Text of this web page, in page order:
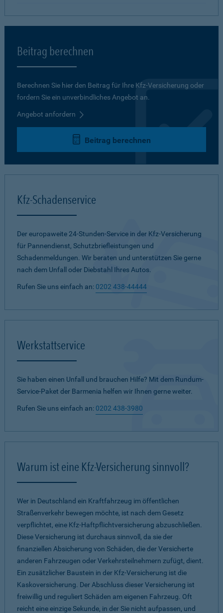
Beitrag berechnen
Berechnen Sie hier den Beitrag für Ihre Kfz-Versicherung oder
fordern Sie ein unverbindliches Angebot an.
Angebot anfordern
Beitrag berechnen
Kfz-Schadenservice
Der europaweite 24-Stunden-Service in der Kfz-Versicherung
für Pannendienst, Schutzbriefleistungen und
Schadenmeldungen. Wir beraten und unterstützen Sie gerne
nach dem Unfall oder Diebstahl Ihres Autos.
Rufen Sie uns einfach an: 0202 438-44444
Werkstattservice
Sie haben einen Unfall und brauchen Hilfe? Mit dem Rundum-
Service-Paket der Barmenia helfen wir Ihnen gerne weiter.
Rufen Sie uns einfach an: 0202 438-3980
Warum ist eine Kfz-Versicherung sinnvoll?
Wer in Deutschland ein Kraftfahrzeug im öffentlichen
Straßenverkehr bewegen möchte, ist nach dem Gesetz
verpflichtet, eine Kfz-Haftpflichtversicherung abzuschließen.
Diese Versicherung ist durchaus sinnvoll, da sie der
finanziellen Absicherung von Schäden, die der Versicherte
anderen Fahrzeugen oder Verkehrsteilnehmern zufügt, dient.
Ein zusätzlicher Baustein in der Kfz-Versicherung ist die
Kaskoversicherung. Der Abschluss dieser Versicherung ist
freiwillig und reguliert Schäden am eigenen Fahrzeug. Oft
reicht eine einzige Sekunde, in der Sie nicht aufpassen, und